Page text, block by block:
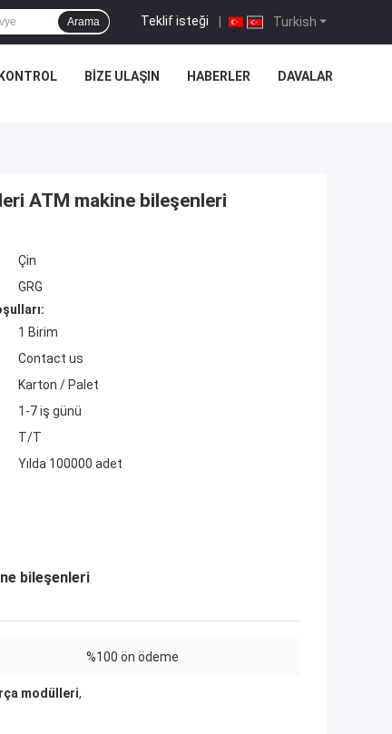
Turkish
Teklif isteği |
Arama
BIZE ULAŞIN HABERLER DAVALAR
ATM makine bileşenleri
Çin
GRG
1 Birim
Contact us
Karton / Palet
1-7 iş günü
T/T
Yılda 100000 adet
bileşenleri
%100 ön ödeme
modülleri,